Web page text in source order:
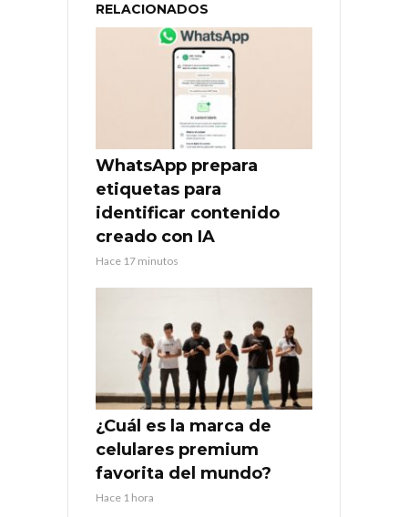
RELACIONADOS
WhatsApp prepara
etiquetas para
identificar contenido
creado con IA
Hace 17 minutos
¿Cuál es la marca de
celulares premium
favorita del mundo?
Hace 1 hora